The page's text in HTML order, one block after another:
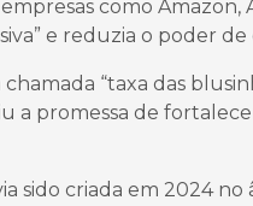
como
e reduzia o poder de
“taxa das
a promessa de
sido criada em 2024